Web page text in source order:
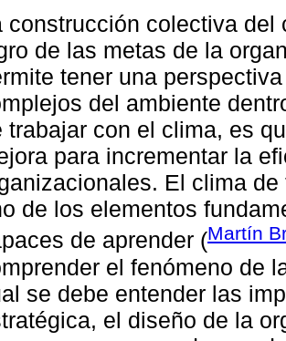
construcción colectiva
de las metas de la
tener una
del ambiente
trabajar con el clima, es
para incrementar la
El clima
de los elementos
de aprender (Martín
el fenómeno de
se debe entender las
el diseño de la